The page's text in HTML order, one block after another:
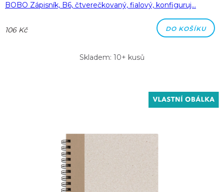
BOBO Zápisník, B6, čtverečkovaný, fialový, konfiguruj…
106 Kč DO KOŠÍKU
Skladem: 10+ kusů